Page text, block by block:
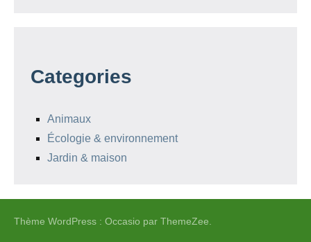
Categories
Animaux
Écologie & environnement
Jardin & maison
Thème WordPress : Occasio par ThemeZee.